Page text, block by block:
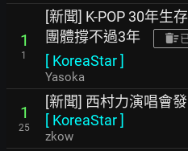
1
1
[新聞] K-POP 30年生
團體撐不過3年
[ KoreaStar]
Yasoka
1
25
[新聞] 西村力演唱會
[ KoreaStar]
zkow